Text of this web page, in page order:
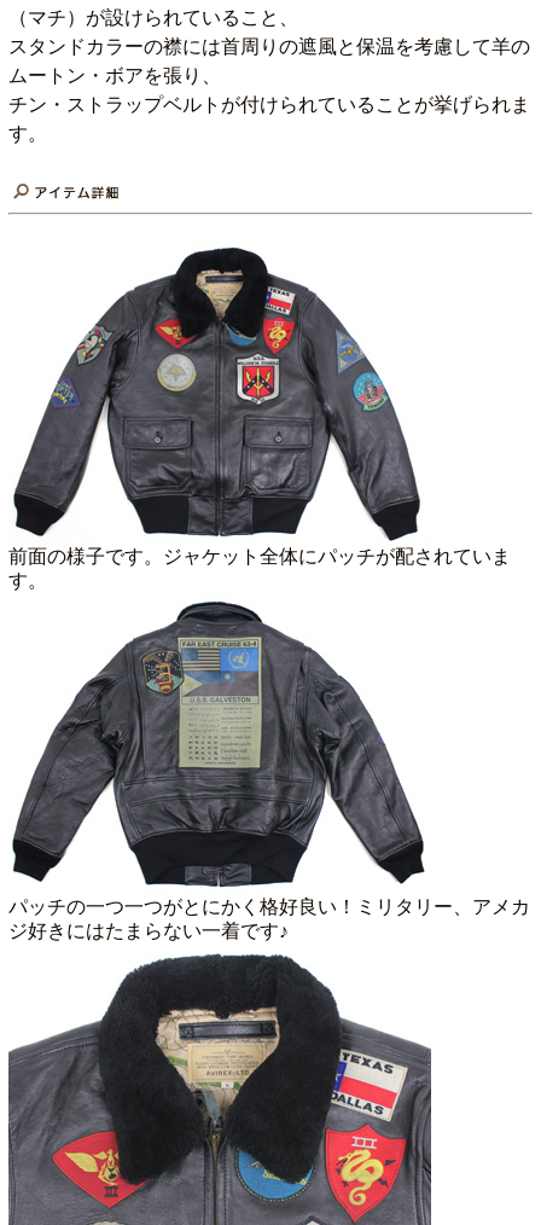
（マチ）が設けられていること、
スタンドカラーの襟には首周りの遮風と保温を考慮して羊の
ムートン・ボアを張り、
チン・ストラップベルトが付けられていることが挙げられま
す。
前面の様子です。ジャケット全体にパッチが配されていま
す。
パッチの一つ一つがとにかく格好良い！ミリタリー、アメカ
ジ好きにはたまらない一着です♪